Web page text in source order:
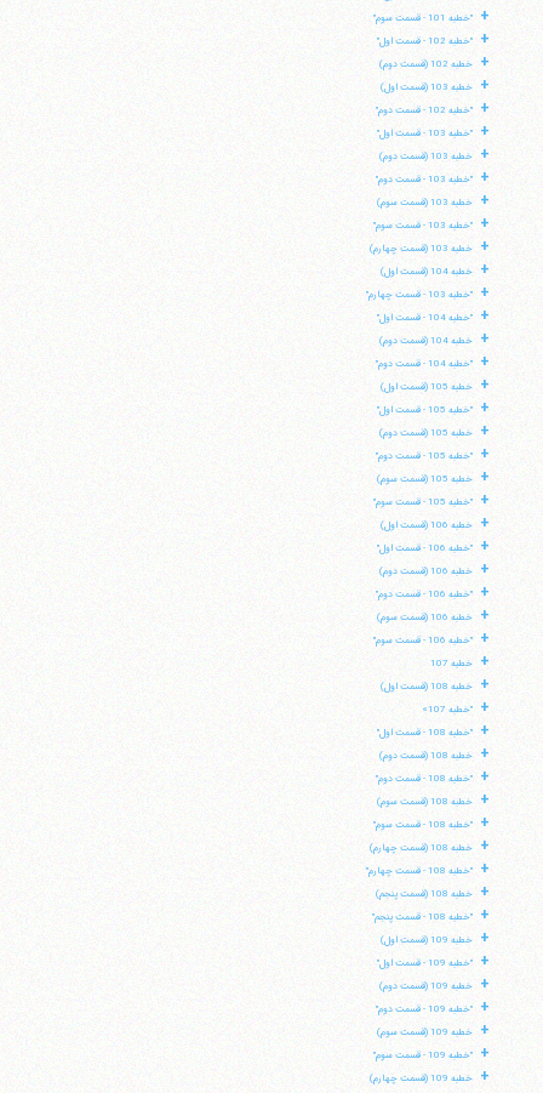
+ "خطبه 101 - قسمت سوم"
+ "خطبه 102 - قسمت اول"
+ خطبه 102 (قسمت دوم)
+ خطبه 103 (قسمت اول)
+ "خطبه 102 - قسمت دوم"
+ "خطبه 103 - قسمت اول"
+ خطبه 103 (قسمت دوم)
+ "خطبه 103 - قسمت دوم"
+ خطبه 103 (قسمت سوم)
+ "خطبه 103 - قسمت سوم"
+ خطبه 103 (قسمت چهارم)
+ خطبه 104 (قسمت اول)
+ "خطبه 103 - قسمت چهارم"
+ "خطبه 104 - قسمت اول"
+ خطبه 104 (قسمت دوم)
+ "خطبه 104 - قسمت دوم"
+ خطبه 105 (قسمت اول)
+ "خطبه 105 - قسمت اول"
+ خطبه 105 (قسمت دوم)
+ "خطبه 105 - قسمت دوم"
+ خطبه 105 (قسمت سوم)
+ "خطبه 105 - قسمت سوم"
+ خطبه 106 (قسمت اول)
+ "خطبه 106 - قسمت اول"
+ خطبه 106 (قسمت دوم)
+ "خطبه 106 - قسمت دوم"
+ خطبه 106 (قسمت سوم)
+ "خطبه 106 - قسمت سوم"
+ خطبه 107
+ خطبه 108 (قسمت اول)
+ "خطبه 107»
+ "خطبه 108 - قسمت اول"
+ خطبه 108 (قسمت دوم)
+ "خطبه 108 - قسمت دوم"
+ خطبه 108 (قسمت سوم)
+ "خطبه 108 - قسمت سوم"
+ خطبه 108 (قسمت چهارم)
+ "خطبه 108 - قسمت چهارم"
+ خطبه 108 (قسمت پنجم)
+ "خطبه 108 - قسمت پنجم"
+ خطبه 109 (قسمت اول)
+ "خطبه 109 - قسمت اول"
+ خطبه 109 (قسمت دوم)
+ "خطبه 109 - قسمت دوم"
+ خطبه 109 (قسمت سوم)
+ "خطبه 109 - قسمت سوم"
+ خطبه 109 (قسمت چهارم)